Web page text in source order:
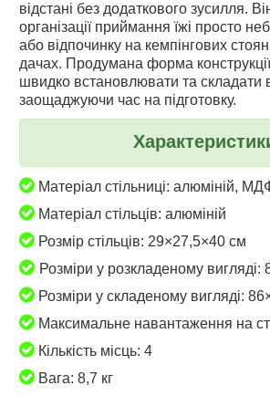
відстані без додаткового зусилля.
організації приймання їжі просто
або відпочинку на кемпінгових
дачах. Продумана форма
швидко встановлювати та складати
заощаджуючи час на підготовку.
Матеріал стільниці: алюміній,
Матеріал стільців: алюміній
Розмір стільців: 29×27,5×40 см
Розміри у розкладеному вигляді:
Розміри у складеному вигляді:
Максимальне навантаження на
Кількість місць: 4
Вага: 8,7 кг